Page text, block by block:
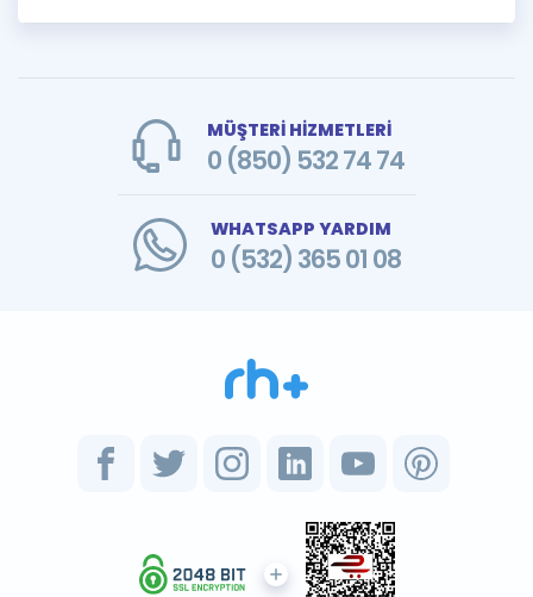
MÜŞTERİ HİZMETLERİ
0 (850) 532 74 74
WHATSAPP YARDIM
0 (532) 365 01 08